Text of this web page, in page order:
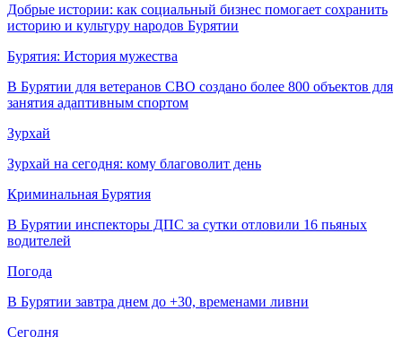
Добрые истории: как социальный бизнес помогает сохранить
историю и культуру народов Бурятии
Бурятия: История мужества
В Бурятии для ветеранов СВО создано более 800 объектов для
занятия адаптивным спортом
Зурхай
Зурхай на сегодня: кому благоволит день
Криминальная Бурятия
В Бурятии инспекторы ДПС за сутки отловили 16 пьяных
водителей
Погода
В Бурятии завтра днем до +30, временами ливни
Сегодня